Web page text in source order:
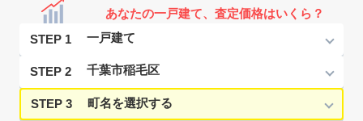
あなたの一戸建て、査定価格はいくら？
STEP 1
STEP 2
STEP 3